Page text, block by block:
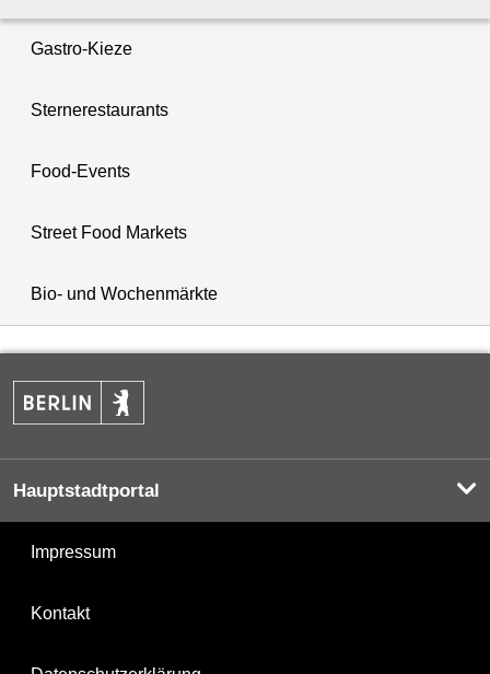
Gastro-Kieze
Sternerestaurants
Food-Events
Street Food Markets
Bio- und Wochenmärkte
Hauptstadtportal
Impressum
Kontakt